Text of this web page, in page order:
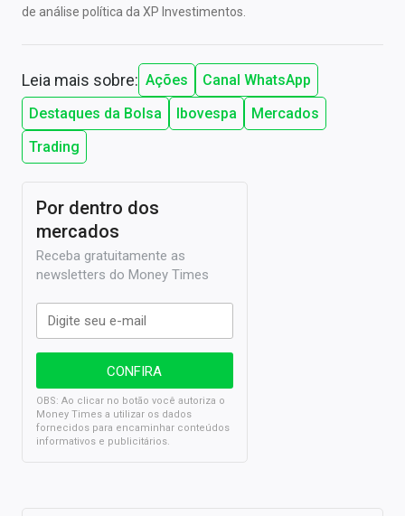
de análise política da XP Investimentos.
Leia mais sobre: Ações
Canal WhatsApp
Destaques da Bolsa
Ibovespa
Mercados
Trading
Por dentro dos
mercados
Receba gratuitamente as
newsletters do Money Times
OBS: Ao clicar no botão você autoriza o
Money Times a utilizar os dados
fornecidos para encaminhar conteúdos
informativos e publicitários.